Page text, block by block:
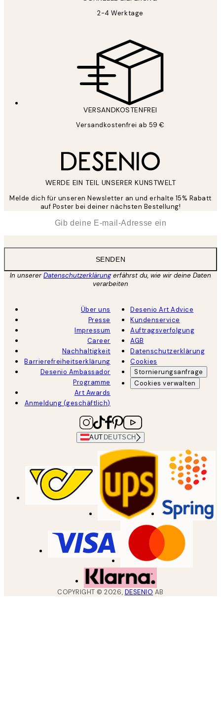
2-4 Werktage
VERSANDKOSTENFREI
Versandkostenfrei ab 59 €
WERDE EIN TEIL UNSERER KUNSTWELT
Melde dich für unseren Newsletter an und erhalte 15% Rabatt
auf Poster bei deiner nächsten Bestellung!
SENDEN
In unsererDatenschutzerklärungerfährst du, wie wir deine Daten
verarbeiten
Über uns
Presse
Impressum
Career
Nachhaltigkeit
Barrierefreiheitserklärung
Desenio Ambassador
Programme
Art Awards
Anmeldung (geschäftlich)
Desenio Art Advice
Kundenservice
Auftragsverfolgung
AGB
Datenschutzerklärung
Cookies
Stornierungsanfrage
Cookies verwalten
AUT DEUTSCH
COPYRIGHT ©2026, DESENIO AB